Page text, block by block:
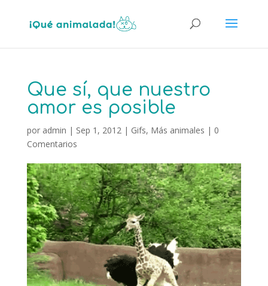
Que sí, que nuestro
amor es posible
por admin | Sep 1, 2012| Gifs, Más animales | 0
Comentarios